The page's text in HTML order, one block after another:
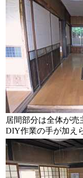
居間部分は全体が売
DIY作業の手が加え